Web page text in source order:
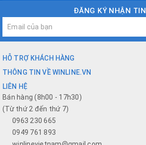
ĐĂNG KÝ NHẬN TIN
HỖ TRỢ KHÁCH HÀNG
THÔNG TIN VỀ WINLINE.VN
LIÊN HỆ
Bán hàng (8h00 - 17h30)
(Từ thứ 2 đến thứ 7)
0963 230 665
0949 761 893